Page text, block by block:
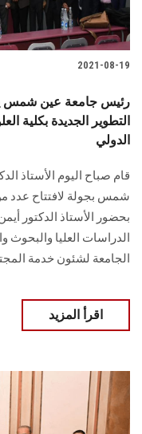
2021-08-19
رئيس جامعة عين شمس
التطوير الجديدة بكلية
الدولي
قام صباح اليوم الأستاذ
شمس بجولة لافتتاح عدد
بحضور الأستاذ الدكتور
الدراسات العليا والبحوث
الجامعة لشئون خدمة
اقرأ المزيد